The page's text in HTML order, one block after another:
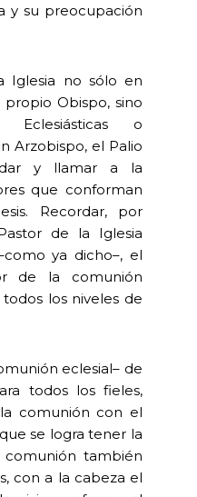
y su preocupación
Iglesia no sólo en
Obispo, sino
Eclesiásticas o
Arzobispo, el Palio
y llamar a la
que conforman
Recordar, por
de la Iglesia
ya dicho–, el
de la comunión
los niveles de
eclesial– de
todos los fieles,
comunión con el
se logra tener la
también
con a la cabeza el